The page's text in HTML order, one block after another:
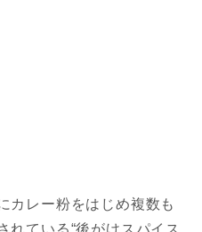
カレー粉をはじめ複数も
れている“後がけスパイス